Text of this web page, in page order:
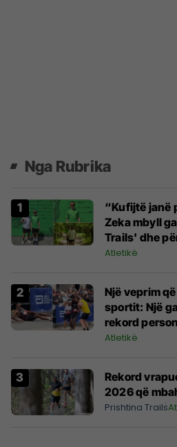
Nga Rubrika
“Kufijtë janë
Zeka mbyll
Trails' dhe
35 vende
Atletikë
Një veprim
sportit: Një
rekord
Atletikë
Rekord
2026 që
Prishtina Trails